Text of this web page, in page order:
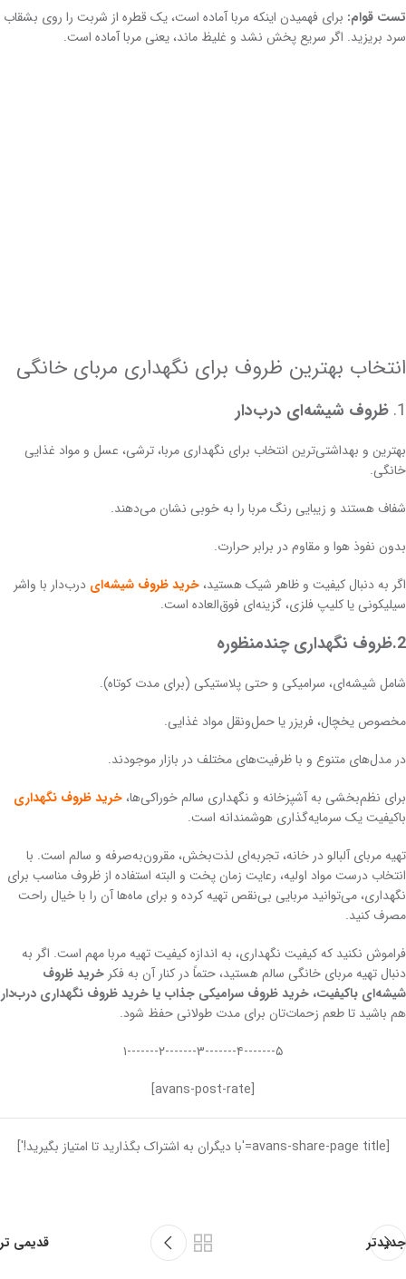
تست قوام: برای فهمیدن اینکه مربا آماده است، یک قطره از شربت را روی بشقاب
سرد بریزید. اگر سریع پخش نشد و غلیظ ماند، یعنی مربا آماده است.
انتخاب بهترین ظروف برای نگهداری مربای خانگی
1. ظروف شیشه‌ای درب‌دار
بهترین و بهداشتی‌ترین انتخاب برای نگهداری مربا، ترشی، عسل و مواد غذایی
خانگی.
شفاف هستند و زیبایی رنگ مربا را به خوبی نشان می‌دهند.
بدون نفوذ هوا و مقاوم در برابر حرارت.
اگر به دنبال کیفیت و ظاهر شیک هستید، خرید ظروف شیشه‌ای درب‌دار با واشر
سیلیکونی یا کلیپ فلزی، گزینه‌ای فوق‌العاده است.
2.ظروف نگهداری چندمنظوره
شامل شیشه‌ای، سرامیکی و حتی پلاستیکی (برای مدت کوتاه).
مخصوص یخچال، فریزر یا حمل‌ونقل مواد غذایی.
در مدل‌های متنوع و با ظرفیت‌های مختلف در بازار موجودند.
برای نظم‌بخشی به آشپزخانه و نگهداری سالم خوراکی‌ها، خرید ظروف نگهداری
باکیفیت یک سرمایه‌گذاری هوشمندانه است.
تهیه مربای آلبالو در خانه، تجربه‌ای لذت‌بخش، مقرون‌به‌صرفه و سالم است. با
انتخاب درست مواد اولیه، رعایت زمان پخت و البته استفاده از ظروف مناسب برای
نگهداری، می‌توانید مربایی بی‌نقص تهیه کرده و برای ماه‌ها آن را با خیال راحت
مصرف کنید.
فراموش نکنید که کیفیت نگهداری، به اندازه کیفیت تهیه مربا مهم است. اگر به
دنبال تهیه مربای خانگی سالم هستید، حتماً در کنار آن به فکر خرید ظروف
شیشه‌ای باکیفیت، خرید ظروف سرامیکی جذاب یا خرید ظروف نگهداری درب‌دار
هم باشید تا طعم زحمات‌تان برای مدت طولانی حفظ شود.
۵-------۴-------۳-------۲-------۱
[avans-post-rate]
[avans-share-page title='با دیگران به اشتراک بگذارید تا امتیاز بگیرید!']
جدیدتر قدیمی تر